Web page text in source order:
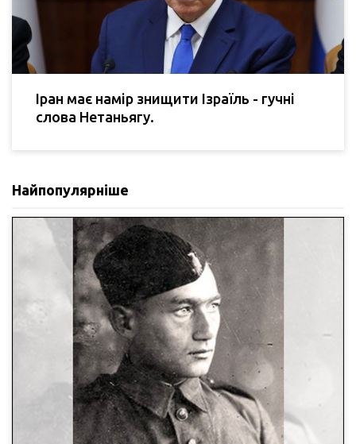
Іран має намір знищити Ізраїль - гучні
слова Нетаньягу.
Найпопулярніше